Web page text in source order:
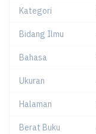
Kategori
Bidang Ilmu
Bahasa
Ukuran
Halaman
Berat Buku